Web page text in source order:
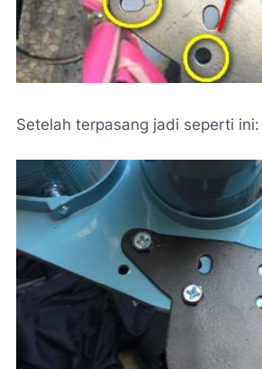
Setelah terpasang jadi seperti ini: